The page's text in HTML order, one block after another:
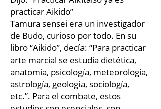
practicar Aikido”
Tamura sensei era un investigador
de Budo, curioso por todo. En su
libro “Aikido”, decía: “Para practicar
arte marcial se estudia dietética,
anatomía, psicología, meteorología,
astrología, geología, sociología,
etc.”. Para el combate, estos